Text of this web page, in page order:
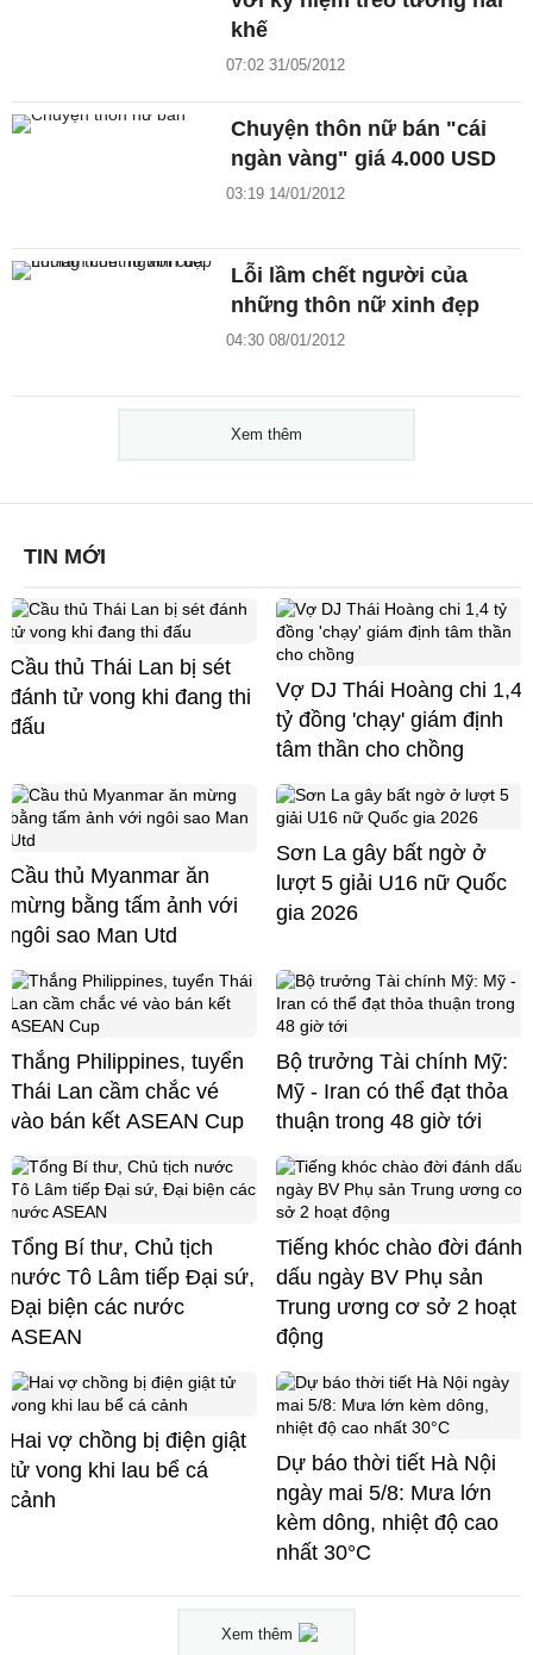
khế
07:02 31/05/2012
Chuyện thôn nữ bán "cái
ngàn vàng" giá 4.000 USD
03:19 14/01/2012
Lỗi lầm chết người của
những thôn nữ xinh đẹp
04:30 08/01/2012
Xem thêm
TIN MỚI
Cầu thủ Thái Lan bị sét
đánh tử vong khi đang thi
đấu
Vợ DJ Thái Hoàng chi 1,4
tỷ đồng 'chạy' giám định
tâm thần cho chồng
Cầu thủ Myanmar ăn
mừng bằng tấm ảnh với
ngôi sao Man Utd
Sơn La gây bất ngờ ở
lượt 5 giải U16 nữ Quốc
gia 2026
Thắng Philippines, tuyển
Thái Lan cầm chắc vé
vào bán kết ASEAN Cup
Bộ trưởng Tài chính Mỹ:
Mỹ - Iran có thể đạt thỏa
thuận trong 48 giờ tới
Tổng Bí thư, Chủ tịch
nước Tô Lâm tiếp Đại sứ,
Đại biện các nước
ASEAN
Tiếng khóc chào đời đánh
dấu ngày BV Phụ sản
Trung ương cơ sở 2 hoạt
động
Hai vợ chồng bị điện giật
tử vong khi lau bể cá
cảnh
Dự báo thời tiết Hà Nội
ngày mai 5/8: Mưa lớn
kèm dông, nhiệt độ cao
nhất 30°C
Xem thêm